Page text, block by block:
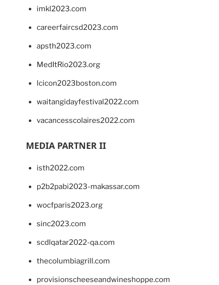
imkl2023.com
careerfaircsd2023.com
apsth2023.com
MedItRio2023.org
lcicon2023boston.com
waitangidayfestival2022.com
vacancesscolaires2022.com
MEDIA PARTNER II
isth2022.com
p2b2pabi2023-makassar.com
wocfparis2023.org
sinc2023.com
scdlqatar2022-qa.com
thecolumbiagrill.com
provisionscheeseandwineshoppe.com